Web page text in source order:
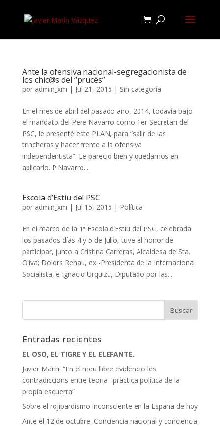
Ante la ofensiva nacional-segregacionista de
los chic@s del “prucés”
por admin_xm | Jul 21, 2015 | Sin categoría
En el mes de abril del pasado año, 2014, todavía bajo
el mandato del Pere Navarro como 1er Secretari del
PSC, le presenté este PLAN, para “salir de las
trincheras y hacer frente a la ofensiva
independentista”. Le pareció bien y quedamos en
aplicarlo. P.Navarro...
Escola d’Estiu del PSC
por admin_xm | Jul 15, 2015 | Política
En el marco de la 1ª Escola d’Estiu del PSC, celebrada
los pasados días 4 y 5 de Julio, tuve el honor de
participar, junto a Cristina Carreras, Alcaldesa de Sta.
Oliva; Dolors Renau, ex -Presidenta de la Internacional
Socialista, e Ignacio Urquizu, Diputado por las...
Entradas recientes
EL OSO, EL TIGRE Y EL ELEFANTE.
Javier Marín: “En el meu llibre evidencio les
contradiccions entre teoria i pràctica política de la
propia esquerra”
Sobre el rojipardismo inconsciente en la España de hoy
Ante el 12 de octubre. Conciencia nacional y conciencia